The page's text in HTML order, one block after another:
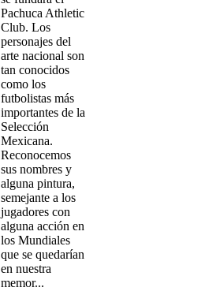
Pachuca Athletic
Club. Los
personajes del
arte nacional son
tan conocidos
como los
futbolistas más
importantes de la
Selección
Mexicana.
Reconocemos
sus nombres y
alguna pintura,
semejante a los
jugadores con
alguna acción en
los Mundiales
que se quedarían
en nuestra
memor...